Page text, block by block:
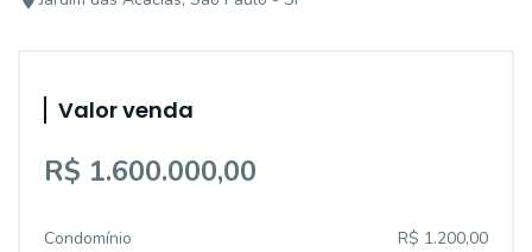
Valor venda
R$ 1.600.000,00
Condomínio R$ 1.200,00